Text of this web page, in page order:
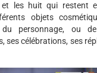
les huit qui restent
objets
du personnage, ou
ses célébrations, ses